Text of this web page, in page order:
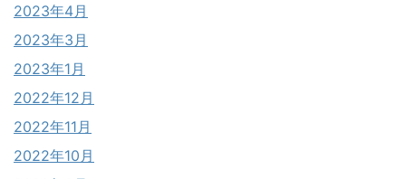
2023年4月
2023年3月
2023年1月
2022年12月
2022年11月
2022年10月